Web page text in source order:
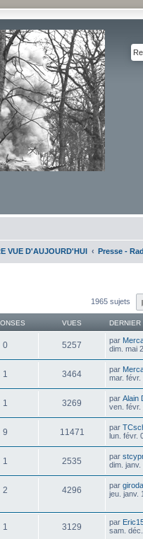
VUE D'AUJOURD'HUI Presse -
1965 sujets
VUES
0 5257 par
dim. mai
1 3464 par
mar. févr.
1 3269 par Alain
ven. févr.
9 11471 par
lun. févr.
1 2535 par
dim.
2 4296 par
jeu. janv.
1 3129 par
sam.